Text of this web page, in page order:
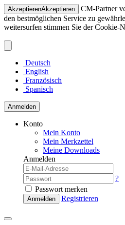
AkzeptierenAkzeptieren
CM-Partner
den bestmöglichen Service zu
weitersurfen stimmen Sie der Cookie-
Deutsch
English
Französisch
Spanisch
Anmelden
Konto
Mein Konto
Mein Merkzettel
Meine Downloads
Anmelden
?
Passwort merken
Anmelden Registrieren